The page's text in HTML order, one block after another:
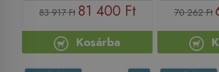
83 917 Ft 81 400 Ft
Kosárba
70 262 Ft